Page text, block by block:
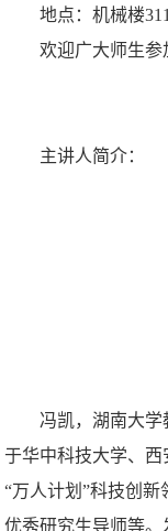
地点：机械楼311
欢迎广大师生参
主讲人简介：
冯凯，湖南大
于华中科技大学、
“万人计划”科技创
优秀研究生导师等。